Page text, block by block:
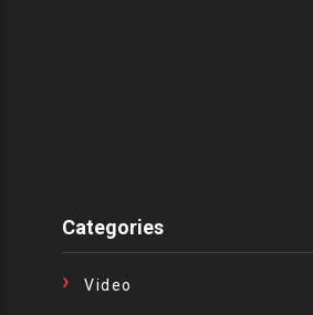
Categories
Video